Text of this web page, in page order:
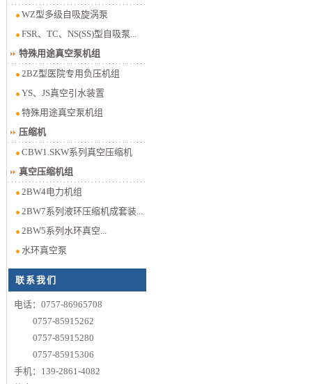
WZ型多级自吸旋涡泵
FSR、TC、NS(SS)型自吸泵...
特殊用途真空泵机组
2BZ型医院专用负压机组
YS、JS真空引水装置
特殊用途真空泵机组
压缩机
CBW1.SKW系列真空压缩机
真空压缩机组
2BW4电力机组
2BW7系列液环压缩机成套装...
2BW5系列水环真空...
水环真空泵
联系我们
电话：0757-86965708
0757-85915262
0757-85915280
0757-85915306
手机：139-2861-4082